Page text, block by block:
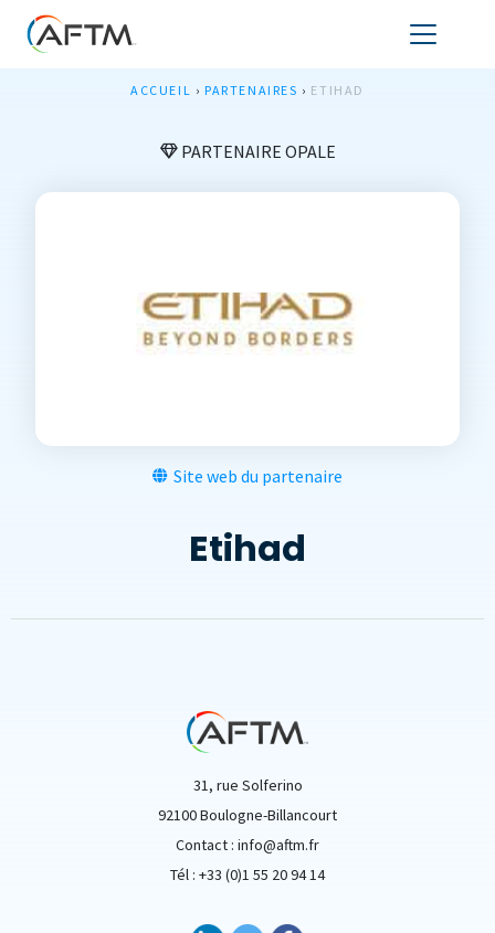
ACCUEIL › PARTENAIRES › ETIHAD
PARTENAIRE OPALE
Site web du partenaire
Etihad
31, rue Solferino
92100 Boulogne-Billancourt
Contact : info@aftm.fr
Tél : +33 (0)1 55 20 94 14